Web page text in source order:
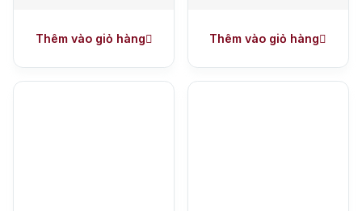
Thêm vào giỏ hàng Thêm vào giỏ hàng